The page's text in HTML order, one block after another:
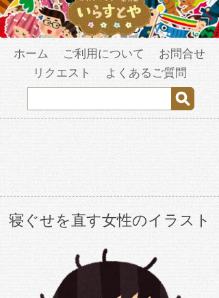
ホーム ご利用について
お問合せ
リクエスト
よくあるご質問
寝ぐせを直す女性のイラスト